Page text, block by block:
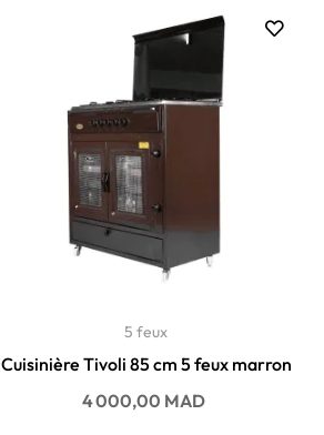
5 feux
Cuisinière Tivoli 85 cm 5 feux marron
Prix
4 000,00 MAD